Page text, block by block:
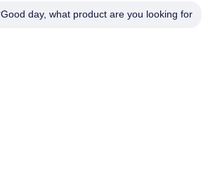
Good day, what product are you looking for?